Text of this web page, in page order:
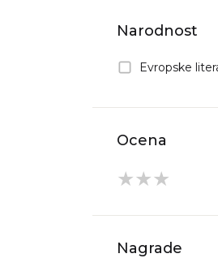
Narodnost
Evropske
Ocena
★
★
★
Nagrade